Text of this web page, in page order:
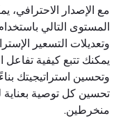
مع الإصدار الاحترافي،
المستوى التالي
وتعديلات التسعير
يمكنك تتبع كيفية تفاعل
وتحسين استراتيجيتك
تحسين كل توصية بعناية
منخرطين.